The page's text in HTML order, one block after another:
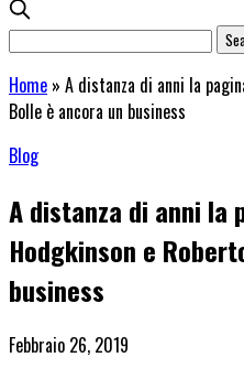
Home » A distanza di anni la
Bolle è ancora un business
Blog
A distanza di anni la
Hodgkinson e
business
Febbraio 26, 2019